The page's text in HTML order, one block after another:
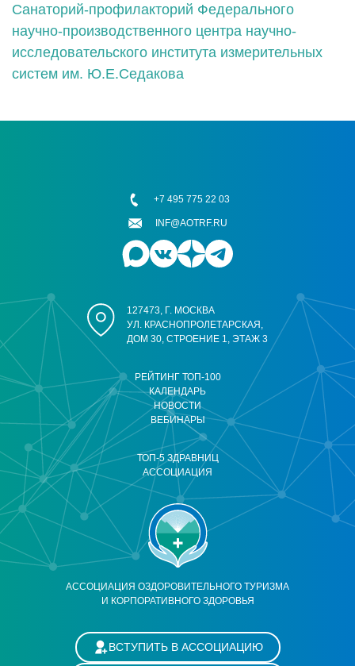
Санаторий-профилакторий Федерального
научно-производственного центра научно-
исследовательского института измерительных
систем им. Ю.Е.Седакова
АССОЦИАЦИЯ ОЗДОРОВИТЕЛЬНОГО ТУРИЗМА
И КОРПОРАТИВНОГО ЗДОРОВЬЯ
РЕЙТИНГ ТОП-100
КАЛЕНДАРЬ
НОВОСТИ
ВЕБИНАРЫ
ТОП-5 ЗДРАВНИЦ
АССОЦИАЦИЯ
127473, Г. МОСКВА
УЛ. КРАСНОПРОЛЕТАРСКАЯ,
ДОМ 30, СТРОЕНИЕ 1, ЭТАЖ 3
+7 495 775 22 03
INF@AOTRF.RU
ВСТУПИТЬ В АССОЦИАЦИЮ